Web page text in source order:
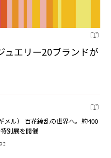
ュエリー20ブランドが
メル） 百花繚乱の世界へ。約400
別展を開催